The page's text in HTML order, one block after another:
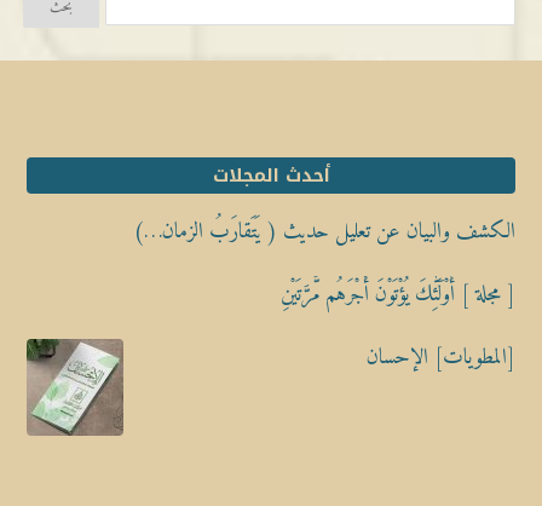
أحدث المجلات
الكشف والبيان عن تعليل حديث ( يَتَقارَبُ الزمان…)
[ مجلة ] أُوْلَٰٓئِكَ يُؤْتَوْنَ أَجْرَهُم مَّرَّتَيْنِ
[المطويات] الإحسان